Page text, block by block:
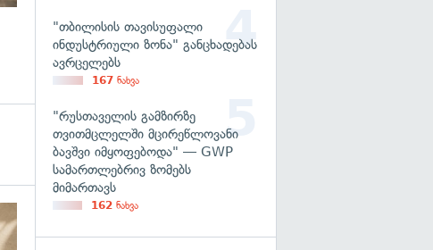
"თბილისის თავისუფალი
ინდუსტრიული ზონა" განცხადებას
ავრცელებს
167 ნახვა
"რუსთაველის გამზირზე
თვითმცლელში მცირეწლოვანი
ბავშვი იმყოფებოდა" — GWP
სამართლებრივ ზომებს
მიმართავს
162 ნახვა